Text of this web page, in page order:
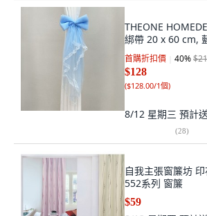
THEONE
綁帶 20 x 60 cm,
首購折扣價 40%
$128
($128.00/1個)
8/12 星期三 預計
(28)
自我主張窗簾坊
552系列 窗簾
$59